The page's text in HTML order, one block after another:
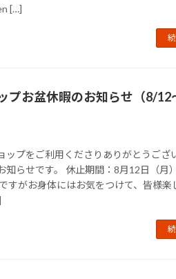
[…]
プお盆休暇のお知らせ（8/12
ップをご利用くださりありがとうござ
知らせです。 休止期間：8月12日（月
すがお身体にはお気をつけて、皆様楽